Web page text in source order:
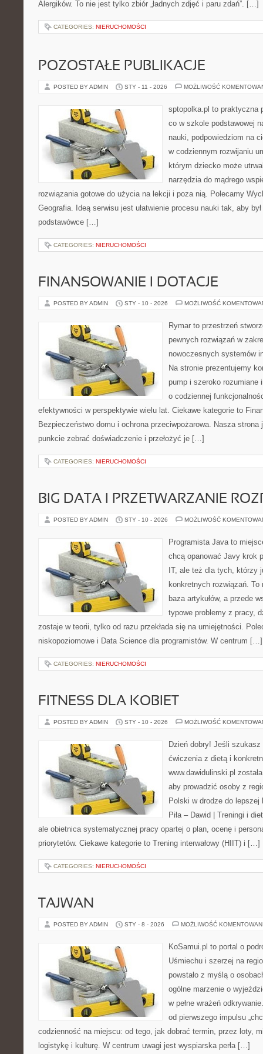
Alergików. To nie jest tylko zbiór „ładnych zdjęć i paru zdań”. […]
CATEGORIES: NIERUCHOMOŚCI
POZOSTAŁE PUBLIKACJE
POSTED BY ADMIN STY - 11 - 2026 MOŻLIWOŚĆ
sptopolka.pl to praktyczna
co w szkole podstawowej
nauki, podpowiedziom na
w codziennym rozwijaniu
którym dziecko może
narzędzia do mądrego
rozwiązania gotowe do użycia na lekcji i poza nią. Polecamy
Geografia. Ideą serwisu jest ułatwienie procesu nauki tak, aby
podstawówce […]
CATEGORIES: NIERUCHOMOŚCI
FINANSOWANIE I DOTACJE
POSTED BY ADMIN STY - 10 - 2026 MOŻLIWOŚĆ
Rymar to przestrzeń
pewnych rozwiązań w
nowoczesnych systemów
Na stronie prezentujemy
pump i szeroko rozumiane
o codziennej
efektywności w perspektywie wielu lat. Ciekawe kategorie to
Bezpieczeństwo domu i ochrona przeciwpożarowa. Nasza
punkcie zebrać doświadczenie i przełożyć je […]
CATEGORIES: NIERUCHOMOŚCI
BIG DATA I PRZETWARZANIE
POSTED BY ADMIN STY - 10 - 2026 MOŻLIWOŚĆ
Programista Java to
chcą opanować Javy krok
IT, ale też dla tych, którzy
konkretnych rozwiązań. To
baza artykułów, a przede
typowe problemy z pracy,
zostaje w teorii, tylko od razu przekłada się na umiejętności.
niskopoziomowe i Data Science dla programistów. W centrum […]
CATEGORIES: NIERUCHOMOŚCI
FITNESS DLA KOBIET
POSTED BY ADMIN STY - 10 - 2026 MOŻLIWOŚĆ
Dzień dobry! Jeśli
ćwiczenia z dietą i
www.dawidulinski.pl
aby prowadzić osoby z
Polski w drodze do lepszej
Piła – Dawid | Treningi i
ale obietnica systematycznej pracy opartej o plan, ocenę i
priorytetów. Ciekawe kategorie to Trening interwałowy (HIIT) i […]
CATEGORIES: NIERUCHOMOŚCI
TAJWAN
POSTED BY ADMIN STY - 8 - 2026 MOŻLIWOŚĆ
KoSamui.pl to portal o
Uśmiechu i szerzej na
powstało z myślą o
ogólne marzenie o
w pełne wrażeń
od pierwszego impulsu
codzienność na miejscu: od tego, jak dobrać termin, przez loty,
logistykę i kulturę. W centrum uwagi jest wyspiarska perła […]